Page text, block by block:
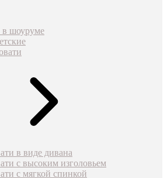
шоуруме
в виде дивана
с высоким изголовьем
с мягкой спинкой